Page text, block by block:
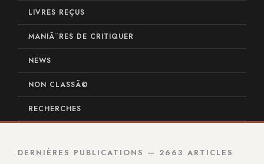
LIVRES REÇUS
MANIÃ¨RES DE CRITIQUER
NEWS
NON CLASSÃ©
RECHERCHES
DERNIÈRES PUBLICATIONS — 2663 ARTICLES